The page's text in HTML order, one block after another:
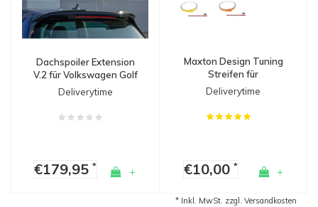
Dachspoiler Extension
V.2 für Volkswagen Golf
7 / 7.5 Facelift R / GTI /
GTD / GTE
Deliverytime
€179,95 * +
Maxton Design Tuning
Streifen für
Seitenschweller,
Diffusoren & Splitters
Deliverytime
€10,00* +
* Inkl. MwSt. zzgl. Versandkosten